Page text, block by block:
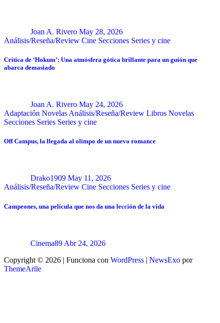
Joan A. Rivero May 28, 2026
Análisis/Reseña/Review Cine Secciones Series y cine
Crítica de ‘Hokum’: Una atmósfera gótica brillante para un guión que
abarca demasiado
Joan A. Rivero May 24, 2026
Adaptación Novelas Análisis/Reseña/Review Libros Novelas
Secciones Series Series y cine
Off Campus, la llegada al olimpo de un nuevo romance
Drako1909 May 11, 2026
Análisis/Reseña/Review Cine Secciones Series y cine
Campeones, una película que nos da una lección de la vida
Cinema89 Abr 24, 2026
Copyright © 2026 | Funciona con WordPress | NewsExo por
ThemeArile